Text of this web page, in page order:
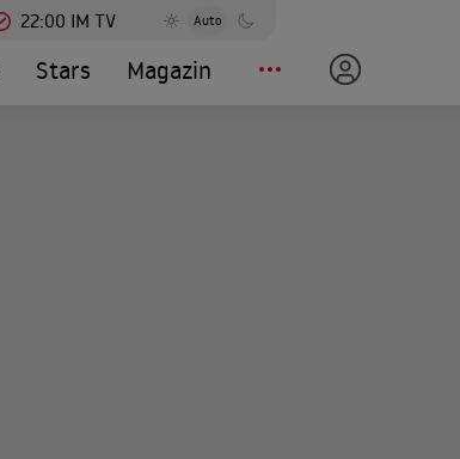
22:00 IM TV Auto
Stars Magazin